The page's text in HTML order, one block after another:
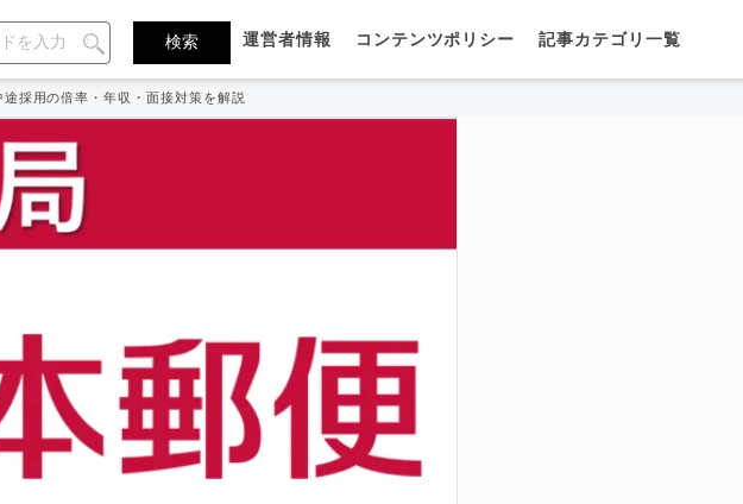
運営者情報 コンテンツポリシー 記事カテゴリ一覧
採用の倍率・年収・面接対策を解説